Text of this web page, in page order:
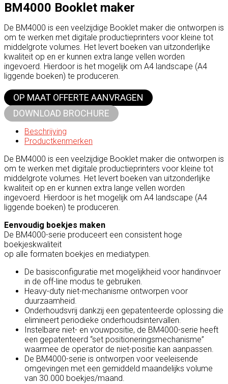
BM4000 Booklet maker
De BM4000 is een veelzijdige Booklet maker die ontworpen is
om te werken met digitale productieprinters voor kleine tot
middelgrote volumes. Het levert boeken van uitzonderlijke
kwaliteit op en er kunnen extra lange vellen worden
ingevoerd. Hierdoor is het mogelijk om A4 landscape (A4
liggende boeken) te produceren.
OP MAAT OFFERTE AANVRAGEN
DOWNLOAD BROCHURE
Beschrijving
Productkenmerken
De BM4000 is een veelzijdige Booklet maker die ontworpen is
om te werken met digitale productieprinters voor kleine tot
middelgrote volumes. Het levert boeken van uitzonderlijke
kwaliteit op en er kunnen extra lange vellen worden
ingevoerd. Hierdoor is het mogelijk om A4 landscape (A4
liggende boeken) te produceren.
Eenvoudig boekjes maken
De BM4000-serie produceert een consistent hoge
boekjeskwaliteit
op alle formaten boekjes en mediatypen.
De basisconfiguratie met mogelijkheid voor handinvoer
in de off-line modus te gebruiken.
Heavy-duty niet-mechanisme ontworpen voor
duurzaamheid.
Onderhoudsvrij dankzij een gepatenteerde oplossing die
elimineert periodieke onderhoudsintervallen.
Instelbare niet- en vouwpositie, de BM4000-serie heeft
een gepatenteerd “set positioneringsmechanisme”
waarmee de operator de niet-positie kan aanpassen.
De BM4000-serie is ontworpen voor veeleisende
omgevingen met een gemiddeld maandelijks volume
van 30.000 boekjes/maand.